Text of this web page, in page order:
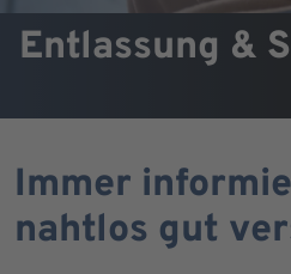
Entlassung &
Immer
nahtlos gut